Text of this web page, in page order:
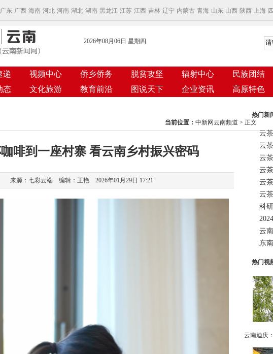
广东 广西 海南 河北 河南 湖北 湖南 黑龙江 江苏 江西 吉林 辽宁 内蒙古 青海 山东 山西 陕西 上海
2026年08月06日 星期四
递 视频中心 侨乡侨务 脱贫攻坚 辐射中心 民族团结
态 文化旅游 教育前沿 图说天下 企业资讯 高原特色
当前位置： 中新网云南频道 > 正文
啡到一座村寨 看云南乡村振兴密码
来源：七彩云端 编辑：王艳 2026年01月29日 17:21
热门新
云
云
云
科
云
东
热门视